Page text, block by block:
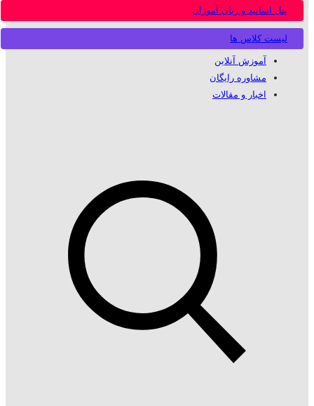
لیست کلاس ها
پنل اساتید و زبان آموزان
آموزش آنلاین
مشاوره رایگان
اخبار و مقالات